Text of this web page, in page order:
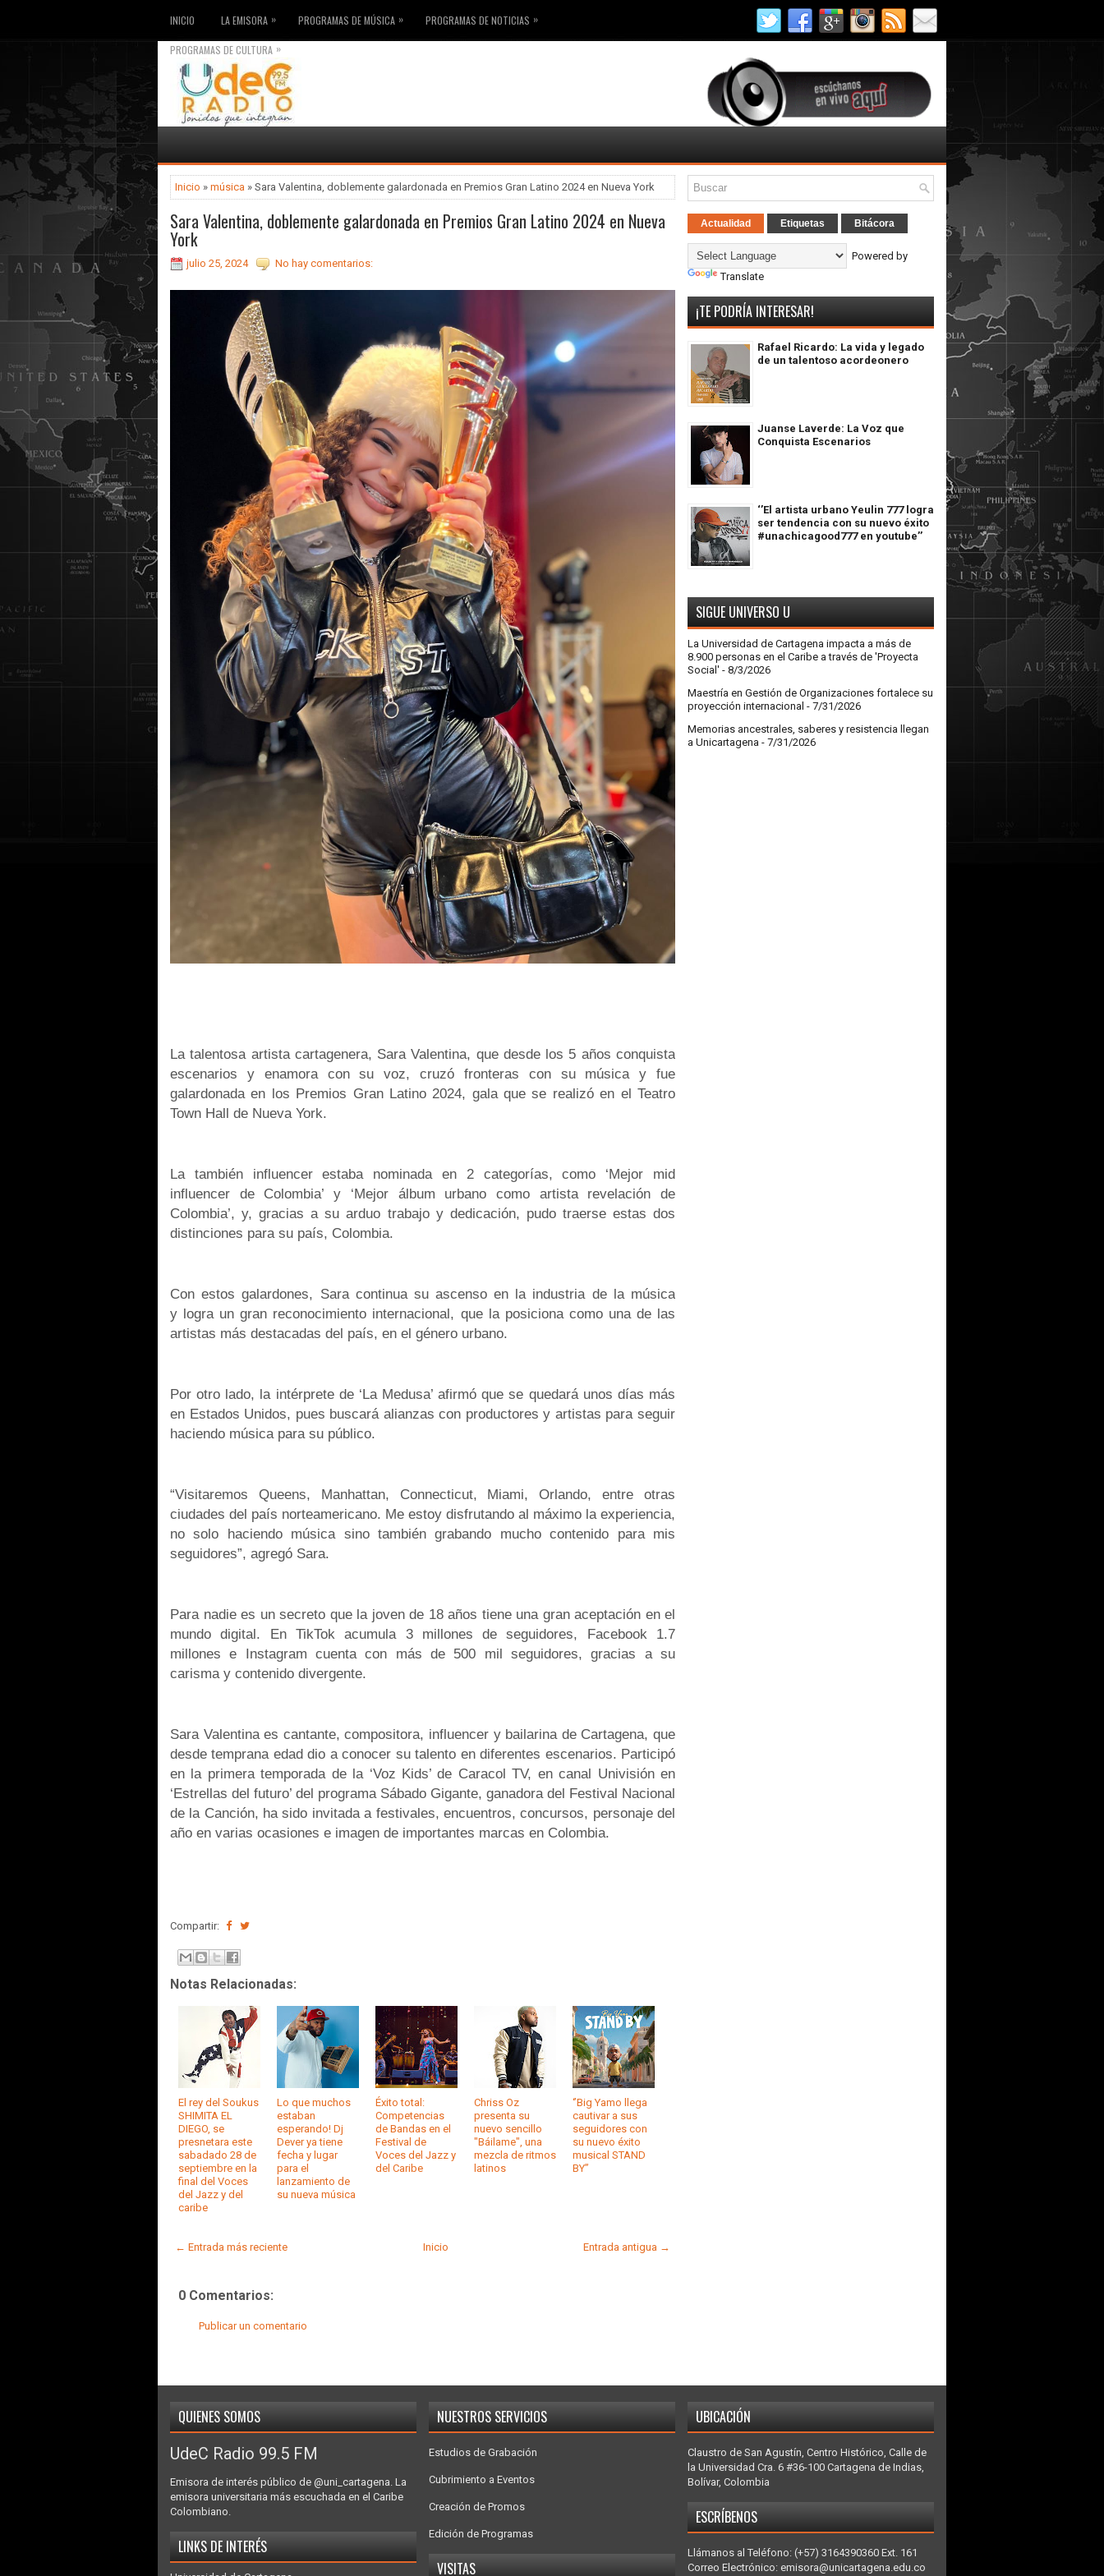
INICIO LA EMISORA » PROGRAMAS DE MÚSICA » PROGRAMAS DE NOTICIAS »
PROGRAMAS DE CULTURA »
Inicio » música » Sara Valentina, doblemente galardonada en Premios Gran Latino 2024 en Nueva York
Sara Valentina, doblemente galardonada en Premios Gran Latino 2024 en Nueva
York
julio 25, 2024 No hay comentarios:
La talentosa artista cartagenera, Sara Valentina, que desde los 5 años conquista
escenarios y enamora con su voz, cruzó fronteras con su música y fue
galardonada en los Premios Gran Latino 2024, gala que se realizó en el Teatro
Town Hall de Nueva York.
La también influencer estaba nominada en 2 categorías, como ‘Mejor mid
influencer de Colombia’ y ‘Mejor álbum urbano como artista revelación de
Colombia’, y, gracias a su arduo trabajo y dedicación, pudo traerse estas dos
distinciones para su país, Colombia.
Con estos galardones, Sara continua su ascenso en la industria de la música
y logra un gran reconocimiento internacional, que la posiciona como una de las
artistas más destacadas del país, en el género urbano.
Por otro lado, la intérprete de ‘La Medusa’ afirmó que se quedará unos días más
en Estados Unidos, pues buscará alianzas con productores y artistas para seguir
haciendo música para su público.
“Visitaremos Queens, Manhattan, Connecticut, Miami, Orlando, entre otras
ciudades del país norteamericano. Me estoy disfrutando al máximo la experiencia,
no solo haciendo música sino también grabando mucho contenido para mis
seguidores”, agregó Sara.
Para nadie es un secreto que la joven de 18 años tiene una gran aceptación en el
mundo digital. En TikTok acumula 3 millones de seguidores, Facebook 1.7
millones e Instagram cuenta con más de 500 mil seguidores, gracias a su
carisma y contenido divergente.
Sara Valentina es cantante, compositora, influencer y bailarina de Cartagena, que
desde temprana edad dio a conocer su talento en diferentes escenarios. Participó
en la primera temporada de la ‘Voz Kids’ de Caracol TV, en canal Univisión en
‘Estrellas del futuro’ del programa Sábado Gigante, ganadora del Festival Nacional
de la Canción, ha sido invitada a festivales, encuentros, concursos, personaje del
año en varias ocasiones e imagen de importantes marcas en Colombia.
Compartir:
Notas Relacionadas:
El rey del Soukus
SHIMITA EL
DIEGO, se
presnetara este
sabadado 28 de
septiembre en la
final del Voces
del Jazz y del
caribe
Lo que muchos
estaban
esperando! Dj
Dever ya tiene
fecha y lugar
para el
lanzamiento de
su nueva música
Éxito total:
Competencias
de Bandas en el
Festival de
Voces del Jazz y
del Caribe
Chriss Oz
presenta su
nuevo sencillo
"Báilame", una
mezcla de ritmos
latinos
‘’Big Yamo llega
cautivar a sus
seguidores con
su nuevo éxito
musical STAND
BY’’
← Entrada más reciente Entrada antigua →
Inicio
0 Comentarios:
Publicar un comentario
Actualidad Etiquetas Bitácora
Powered by
Translate
¡TE PODRÍA INTERESAR!
Rafael Ricardo: La vida y legado
de un talentoso acordeonero
Juanse Laverde: La Voz que
Conquista Escenarios
‘’El artista urbano Yeulin 777 logra
ser tendencia con su nuevo éxito
#unachicagood777 en youtube’’
SIGUE UNIVERSO U
La Universidad de Cartagena impacta a más de
8.900 personas en el Caribe a través de 'Proyecta
Social' - 8/3/2026
Maestría en Gestión de Organizaciones fortalece su
proyección internacional - 7/31/2026
Memorias ancestrales, saberes y resistencia llegan
a Unicartagena - 7/31/2026
QUIENES SOMOS
UdeC Radio 99.5 FM
Emisora de interés público de @uni_cartagena. La
emisora universitaria más escuchada en el Caribe
Colombiano.
LINKS DE INTERÉS
NUESTROS SERVICIOS
Estudios de Grabación
Cubrimiento a Eventos
Creación de Promos
Edición de Programas
VISITAS
UBICACIÓN
Claustro de San Agustín, Centro Histórico, Calle de
la Universidad Cra. 6 #36-100 Cartagena de Indias,
Bolívar, Colombia
ESCRÍBENOS
Llámanos al Teléfono: (+57) 3164390360 Ext. 161
Correo Electrónico: emisora@unicartagena.edu.co